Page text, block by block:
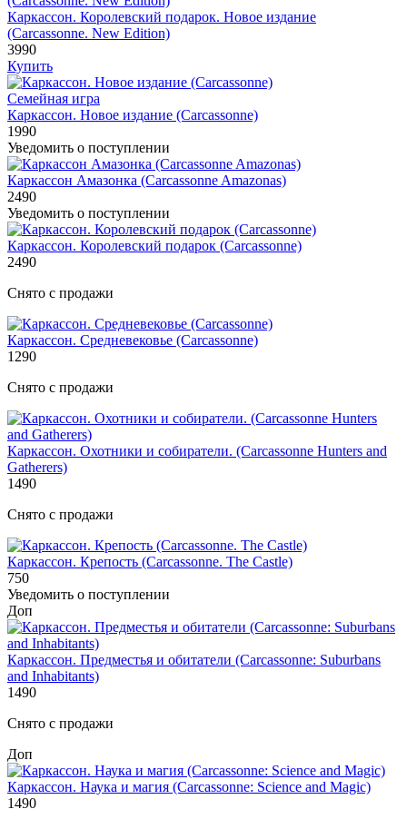
Каркассон. Королевский подарок. Новое издание
(Carcassonne. New Edition)
3990
Купить
Семейная игра
Каркассон. Новое издание (Carcassonne)
1990
Уведомить о поступлении
Каркассон Амазонка (Carcassonne Amazonas)
2490
Уведомить о поступлении
Каркассон. Королевский подарок (Carcassonne)
2490
Снято с продажи
Каркассон. Средневековье (Carcassonne)
1290
Снято с продажи
Каркассон. Охотники и собиратели. (Carcassonne Hunters and
Gatherers)
1490
Снято с продажи
Каркассон. Крепость (Carcassonne. The Castle)
750
Уведомить о поступлении
Доп
Каркассон. Предместья и обитатели (Carcassonne: Suburbans
and Inhabitants)
1490
Снято с продажи
Доп
Каркассон. Наука и магия (Carcassonne: Science and Magic)
1490